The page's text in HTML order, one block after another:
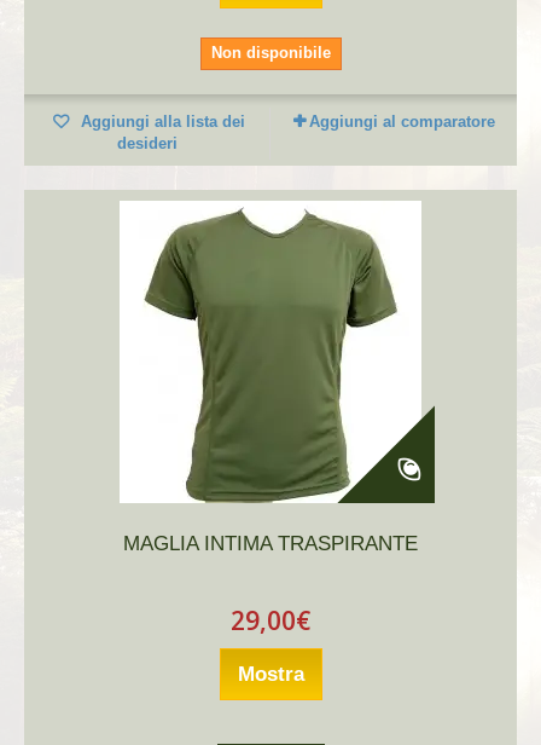
Non disponibile
Aggiungi alla lista dei
desideri
Aggiungi al comparatore
MAGLIA INTIMA TRASPIRANTE
29,00€
Mostra